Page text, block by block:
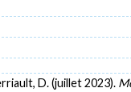
D. (juillet 2023).